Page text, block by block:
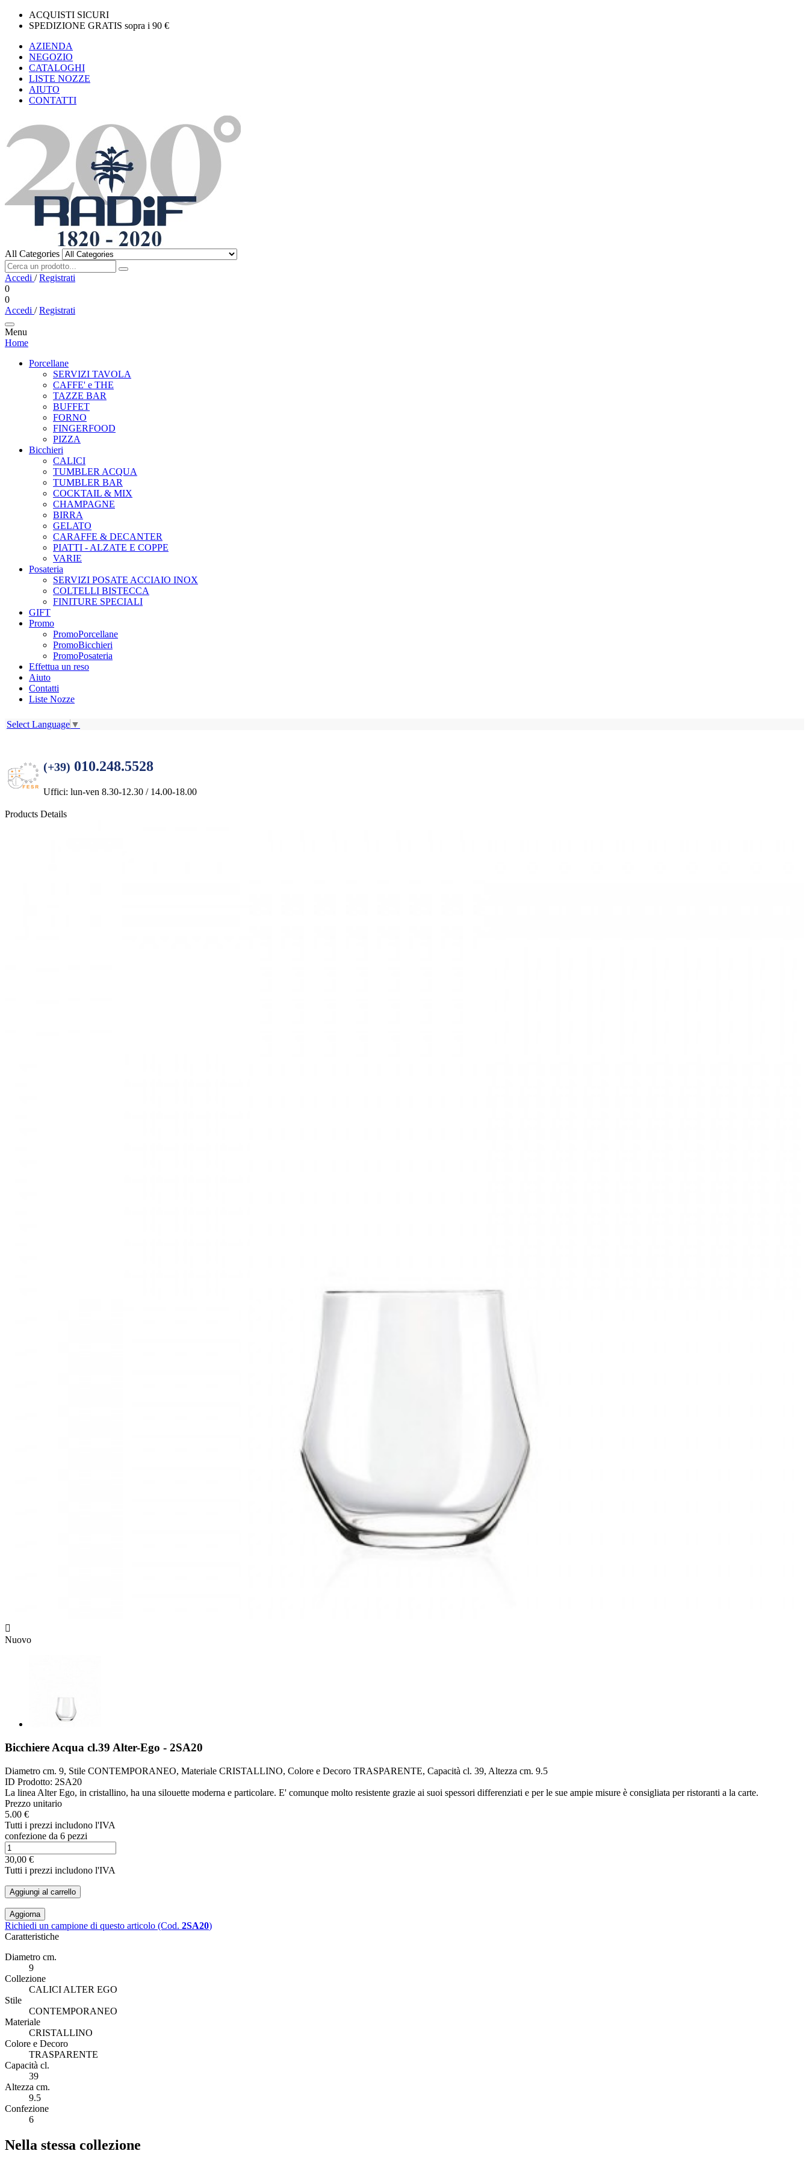
ACQUISTI SICURI
SPEDIZIONE GRATIS sopra i 90 €
AZIENDA
NEGOZIO
CATALOGHI
LISTE NOZZE
AIUTO
CONTATTI
All Categories
Accedi /Registrati
0
0
Accedi /Registrati
Menu
Home
Porcellane
SERVIZI TAVOLA
CAFFE' e THE
TAZZE BAR
BUFFET
FORNO
FINGERFOOD
PIZZA
Bicchieri
CALICI
TUMBLER ACQUA
TUMBLER BAR
COCKTAIL & MIX
CHAMPAGNE
BIRRA
GELATO
CARAFFE & DECANTER
PIATTI - ALZATE E COPPE
VARIE
Posateria
SERVIZI POSATE ACCIAIO INOX
COLTELLI BISTECCA
FINITURE SPECIALI
GIFT
Promo
PromoPorcellane
PromoBicchieri
PromoPosateria
Effettua un reso
Aiuto
Contatti
Liste Nozze
Select Language ▼
(+39) 010.248.5528
Uffici: lun-ven 8.30-12.30 / 14.00-18.00
Products Details

Nuovo
Bicchiere Acqua cl.39 Alter-Ego - 2SA20
Diametro cm. 9, Stile CONTEMPORANEO, Materiale CRISTALLINO, Colore e Decoro TRASPARENTE, Capacità cl. 39, Altezza cm. 9.5
ID Prodotto: 2SA20
La linea Alter Ego, in cristallino, ha una silouette moderna e particolare. E' comunque molto resistente grazie ai suoi spessori differenziati e per le sue ampie misure è consigliata per ristoranti a la carte.
Prezzo unitario
5.00 €
Tutti i prezzi includono l'IVA
confezione da 6 pezzi
30,00 €
Tutti i prezzi includono l'IVA
Aggiungi al carrello
Richiedi un campione di questo articolo (Cod. 2SA20)
Caratteristiche
Diametro cm.
9
Collezione
CALICI ALTER EGO
Stile
CONTEMPORANEO
Materiale
CRISTALLINO
Colore e Decoro
TRASPARENTE
Capacità cl.
39
Altezza cm.
9.5
Confezione
6
Nella stessa collezione